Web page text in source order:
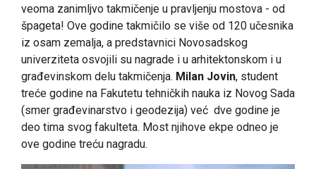
veoma zanimljvo takmičenje u pravljenju mostova - od
špageta! Ove godine takmičilo se više od 120 učesnika
iz osam zemalja, a predstavnici Novosadskog
univerziteta osvojili su nagrade i u arhitektonskom i u
građevinskom delu takmičenja. Milan Jovin, student
treće godine na Fakutetu tehničkih nauka iz Novog Sada
(smer građevinarstvo i geodezija) već dve godine je
deo tima svog fakulteta. Most njihove ekpe odneo je
ove godine treću nagradu.